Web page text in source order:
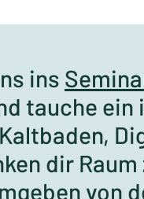
ins
tauche ein
dir
von